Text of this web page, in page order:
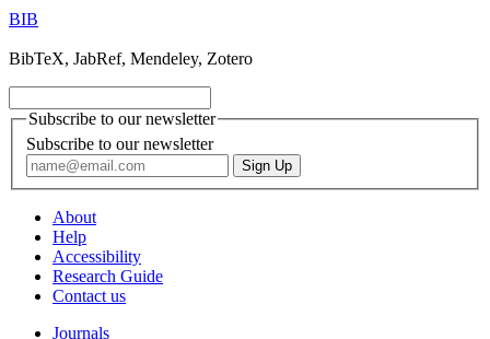
BIB
BibTeX, JabRef, Mendeley, Zotero
Subscribe to our newsletter
Subscribe to our newsletter
About
Help
Accessibility
Research Guide
Contact us
Journals